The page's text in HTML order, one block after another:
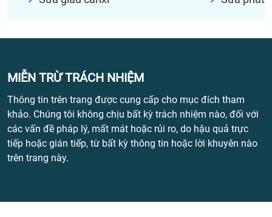
MIỄN TRỪ TRÁCH NHIỆM
Thông tin trên trang được cung cấp cho mục đích tham
khảo. Chúng tôi không chịu bất kỳ trách nhiệm nào, đối với
các vấn đề pháp lý, mất mát hoặc rủi ro, do hậu quả trực
tiếp hoặc gián tiếp, từ bất kỳ thông tin hoặc lời khuyên nào
trên trang này.